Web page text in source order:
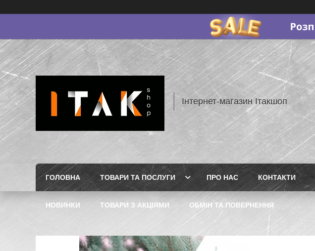
Інтернет-магазин Ітакшоп
ГОЛОВНА ТОВАРИ ТА ПОСЛУГИ ПРО НАС КОНТАКТИ
НОВИНКИ ТОВАРИ З АКЦІЯМИ ОБМІН ТА ПОВЕРНЕННЯ